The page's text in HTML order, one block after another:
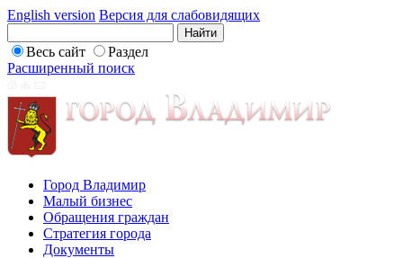
English version Версия для слабовидящих
Весь сайт
Раздел
Расширенный поиск
Город Владимир
Малый бизнес
Обращения граждан
Стратегия города
Документы